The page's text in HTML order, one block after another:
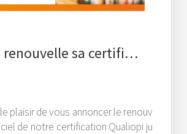
renouvelle sa certifi…
plaisir de vous annoncer le renouv
de notre certification Qualiopi ju